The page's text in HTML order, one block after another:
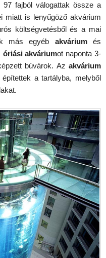
97 fajból válogattak össze a
miatt is lenyűgöző akvárium
költségvetésből és a mai
más egyéb akváriumés
óriási akváriumot naponta 3-
búvárok. Az akvárium
a tartályba, melyből